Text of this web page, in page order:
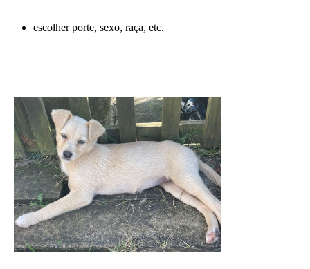
escolher porte, sexo, raça, etc.